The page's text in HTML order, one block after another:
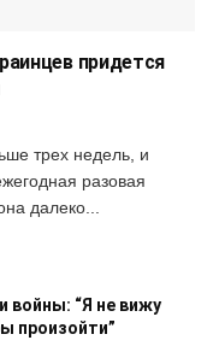
придется
трех недель, и
разовая
далеко...
войны: “Я не вижу
произойти”